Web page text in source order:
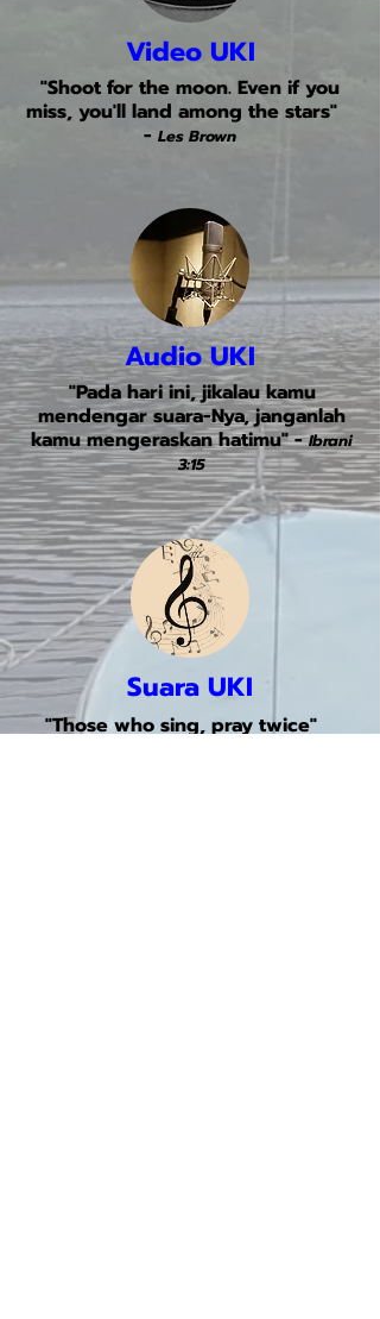
Video UKI
"Shoot for the moon. Even if you
miss, you'll land among the stars"
- Les Brown
Audio UKI
"Pada hari ini, jikalau kamu
mendengar suara-Nya, janganlah
kamu mengeraskan hatimu" -Ibrani
3:15
Suara UKI
"Those who sing, pray twice"